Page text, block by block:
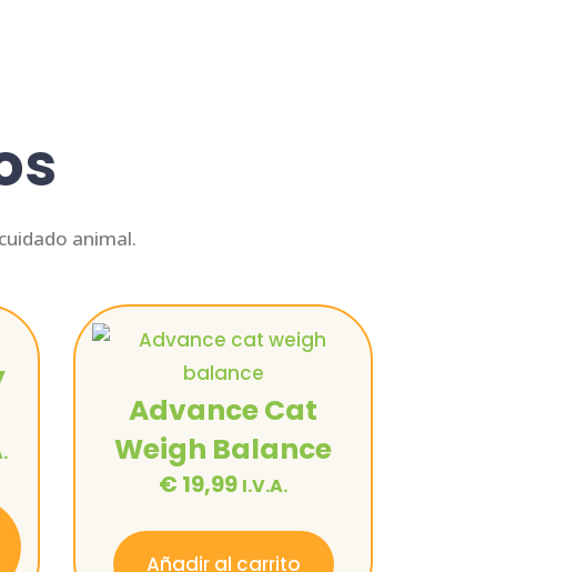
animal.
Advance Cat
Weigh Balance
€ 19,99 I.V.A.
Añadir al carrito